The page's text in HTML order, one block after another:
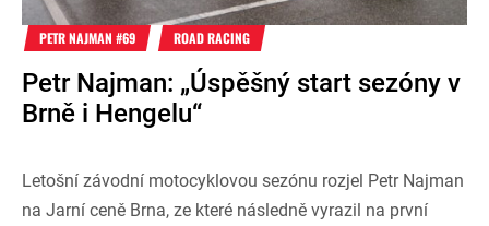
PETR NAJMAN #69 ROAD RACING
Petr Najman: „Úspěšný start sezóny v
Brně i Hengelu“
Letošní závodní motocyklovou sezónu rozjel Petr Najman
na Jarní ceně Brna, ze které následně vyrazil na první